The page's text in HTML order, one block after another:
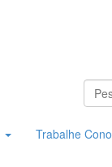
Trabalhe